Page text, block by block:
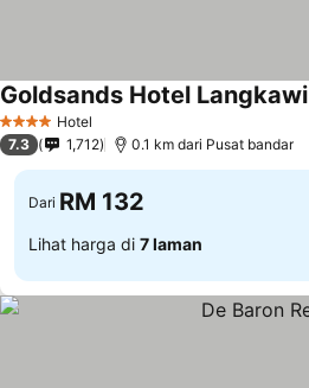
4 BintangHotel
Goldsands Hotel Langkawi
7.3 1,712 0.1 km dari Pusat bandar
Dari RM 132
Lihat harga di 7 laman